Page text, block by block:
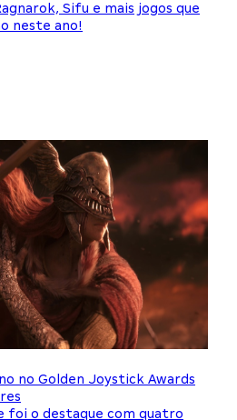
Sifu e mais jogos que
neste ano!
no Golden Joystick Awards
foi o destaque com quatro